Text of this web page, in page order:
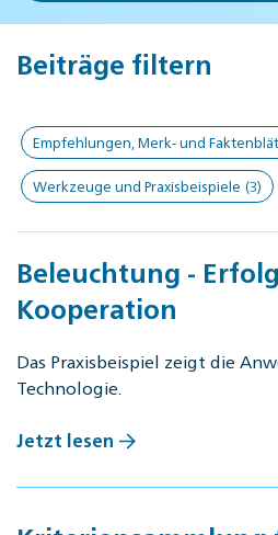
Beiträge filtern
Empfehlungen, Merk- und
Werkzeuge und Praxisbeispiele (3)
Beleuchtung -
Kooperation
Das Praxisbeispiel zeigt die
Technologie.
Jetzt lesen